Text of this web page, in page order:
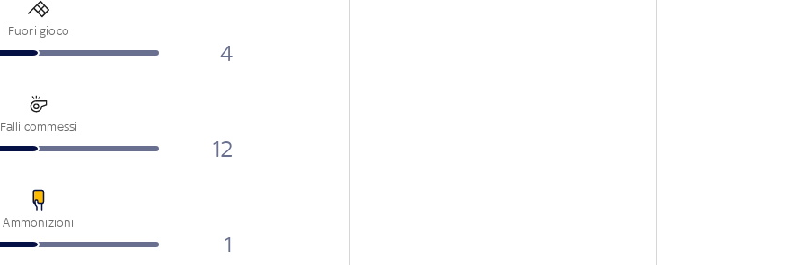
Fuori gioco
4
Falli commessi
12
Ammonizioni
1